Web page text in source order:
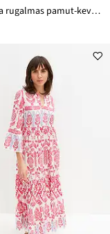
Pólóruha rugalmas pamut-keverékből